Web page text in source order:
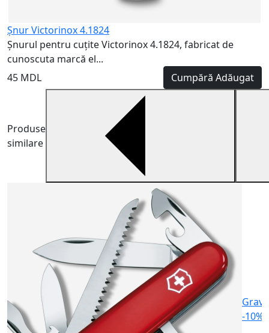
Șnur Victorinox 4.1824
Șnurul pentru cuțite Victorinox 4.1824, fabricat de
cunoscuta marcă el...
45 MDL
Cumpără Adăugat
Produse
similare
-10%